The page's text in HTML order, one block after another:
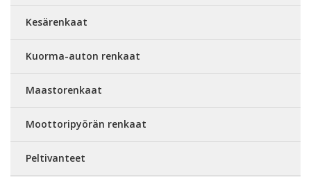
Kesärenkaat
Kuorma-auton renkaat
Maastorenkaat
Moottoripyörän renkaat
Peltivanteet